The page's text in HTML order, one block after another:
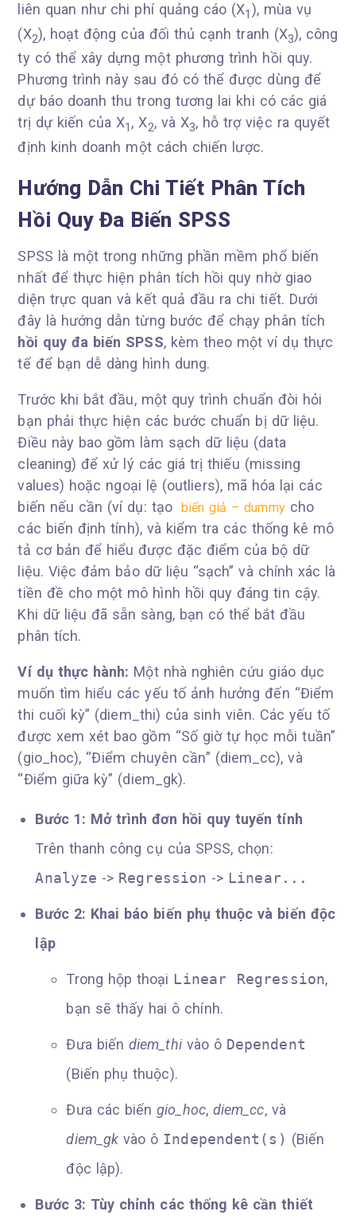
liên quan như chi phí quảng cáo (X1 ), mùa vụ
(X2), hoạt động của đối thủ cạnh tranh (X3), công
ty có thể xây dựng một phương trình hồi quy.
Phương trình này sau đó có thể được dùng để
dự báo doanh thu trong tương lai khi có các giá
trị dự kiến của X1, X2, và X3, hỗ trợ việc ra quyết
định kinh doanh một cách chiến lược.
Hướng Dẫn Chi Tiết Phân Tích
Hồi Quy Đa Biến SPSS
SPSS là một trong những phần mềm phổ biến
nhất để thực hiện phân tích hồi quy nhờ giao
diện trực quan và kết quả đầu ra chi tiết. Dưới
đây là hướng dẫn từng bước để chạy phân tích
hồi quy đa biến SPSS, kèm theo một ví dụ thực
tế để bạn dễ dàng hình dung.
Trước khi bắt đầu, một quy trình chuẩn đòi hỏi
bạn phải thực hiện các bước chuẩn bị dữ liệu.
Điều này bao gồm làm sạch dữ liệu (data
cleaning) để xử lý các giá trị thiếu (missing
values) hoặc ngoại lệ (outliers), mã hóa lại các
biến nếu cần (ví dụ: tạo biến giả – dummycho
các biến định tính), và kiểm tra các thống kê mô
tả cơ bản để hiểu được đặc điểm của bộ dữ
liệu. Việc đảm bảo dữ liệu “sạch” và chính xác là
tiền đề cho một mô hình hồi quy đáng tin cậy.
Khi dữ liệu đã sẵn sàng, bạn có thể bắt đầu
phân tích.
Ví dụ thực hành: Một nhà nghiên cứu giáo dục
muốn tìm hiểu các yếu tố ảnh hưởng đến “Điểm
thi cuối kỳ” (diem_thi) của sinh viên. Các yếu tố
được xem xét bao gồm “Số giờ tự học mỗi tuần”
(gio_hoc), “Điểm chuyên cần” (diem_cc), và
“Điểm giữa kỳ” (diem_gk).
Bước 1: Mở trình đơn hồi quy tuyến tính
Trên thanh công cụ của SPSS, chọn:
Analyze -> Regression -> Linear...
Bước 2: Khai báo biến phụ thuộc và biến độc
lập
Trong hộp thoại Linear Regression,
bạn sẽ thấy hai ô chính.
Đưa biến diem_thivào ô Dependent
(Biến phụ thuộc).
Đưa các biếngio_hoc, diem_cc, và
diem_gk vào ô Independent(s) (Biến
độc lập).
Bước 3: Tùy chỉnh các thống kê cần thiết